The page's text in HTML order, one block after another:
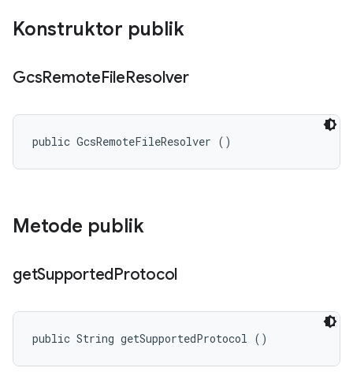
Konstruktor publik
GcsRemoteFileResolver
public GcsRemoteFileResolver ()
Metode publik
getSupportedProtocol
public String getSupportedProtocol ()